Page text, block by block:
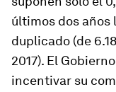
últimos dos años
duplicado (de
2017). El
incentivar su